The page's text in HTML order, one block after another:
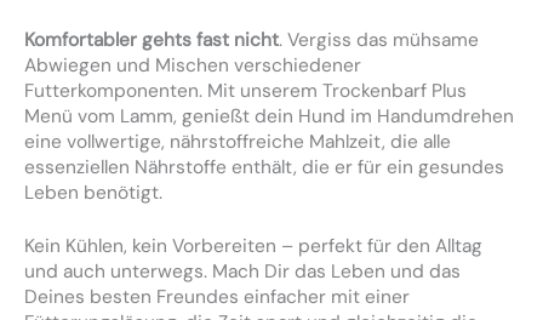
Komfortabler gehts fast nicht. Vergiss das mühsame
Abwiegen und Mischen verschiedener
Futterkomponenten. Mit unserem Trockenbarf Plus
Menü vom Lamm, genießt dein Hund im Handumdrehen
eine vollwertige, nährstoffreiche Mahlzeit, die alle
essenziellen Nährstoffe enthält, die er für ein gesundes
Leben benötigt.
Kein Kühlen, kein Vorbereiten – perfekt für den Alltag
und auch unterwegs. Mach Dir das Leben und das
Deines besten Freundes einfacher mit einer